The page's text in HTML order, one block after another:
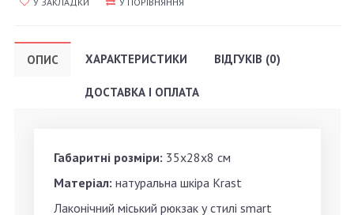
ОПИС ХАРАКТЕРИСТИКИ ВІДГУКІВ (0)
ДОСТАВКА І ОПЛАТА
Габаритні розміри: 35х28х8 см
Матеріал: натуральна шкіра Krast
Лаконічний міський рюкзак у стилі smart